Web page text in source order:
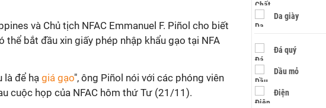
và Chủ tịch NFAC Emmanuel F. Piñol cho biết
thể bắt đầu xin giấy phép nhập khẩu gạo tại NFA
là để hạ giá gạo", ông Piñol nói với các phóng viên
cuộc họp của NFAC hôm thứ Tư (21/11).
Da giày
Đá quý
Dầu mỏ
Điện